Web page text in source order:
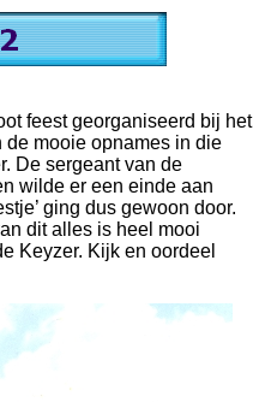
feest georganiseerd bij het
de mooie opnames in die
De sergeant van de
wilde er een einde aan
ging dus gewoon door.
dit alles is heel mooi
Keyzer. Kijk en oordeel